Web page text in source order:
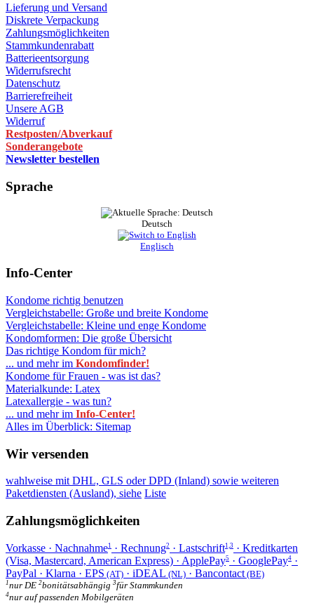
Lieferung und Versand
Diskrete Verpackung
Zahlungsmöglichkeiten
Stammkundenrabatt
Batterieentsorgung
Widerrufsrecht
Datenschutz
Barrierefreiheit
Unsere AGB
Widerruf
Restposten/Abverkauf
Sonderangebote
Newsletter bestellen
Sprache
Deutsch
Englisch
Info-Center
Kondome richtig benutzen
Vergleichstabelle: Große und breite Kondome
Vergleichstabelle: Kleine und enge Kondome
Kondomformen: Die große Übersicht
Das richtige Kondom für mich?
... und mehr im Kondomfinder!
Kondome für Frauen - was ist das?
Materialkunde: Latex
Latexallergie - was tun?
... und mehr im Info-Center!
Alles im Überblick: Sitemap
Wir versenden
wahlweise mit DHL, GLS oder DPD (Inland) sowie weiteren
Paketdiensten (Ausland), siehe Liste
Zahlungsmöglichkeiten
Vorkasse · Nachnahme1 · Rechnung2 · Lastschrift1,3 · Kreditkarten
(Visa, Mastercard, American Express) · ApplePay5 · GooglePay4 ·
PayPal · Klarna · EPS (AT) · iDEAL (NL) · Bancontact (BE)
1nur DE 2bonitätsabhängig 3für Stammkunden
4nur auf passenden Mobilgeräten